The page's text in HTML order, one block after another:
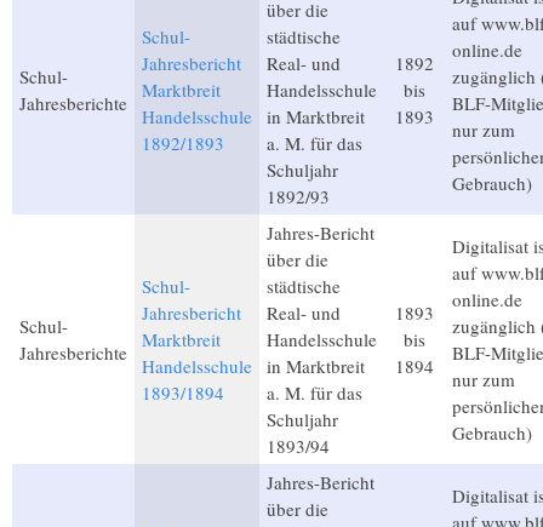
Schul-
Jahresberichte
Schul-
Jahresbericht
Marktbreit
Handelsschule
1892/1893
über die
städtische
Real- und
Handelsschule
in Marktbreit
a. M. für das
Schuljahr
1892/93
1892
bis
1893
auf
online.de
zugänglich
BLF-
nur zum
Gebrauch)
Schul-
Jahresberichte
Schul-
Jahresbericht
Marktbreit
Handelsschule
1893/1894
Jahres-Bericht
über die
städtische
Real- und
Handelsschule
in Marktbreit
a. M. für das
Schuljahr
1893/94
1893
bis
1894
Digitalisat
auf
online.de
zugänglich
BLF-
nur zum
Gebrauch)
Jahres-Bericht
über die
Digitalisat